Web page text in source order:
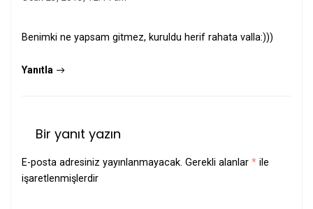
Benimki ne yapsam gitmez, kuruldu herif rahata valla:)))
Yanıtla
Bir yanıt yazın
E-posta adresiniz yayınlanmayacak. Gerekli alanlar * ile
işaretlenmişlerdir